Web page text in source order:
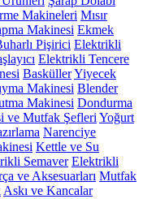
Makineleri Mısır
Makinesi Ekmek
Pişirici Elektrikli
Elektrikli Tencere
BasküllerYiyecek
Makinesi Blender
Makinesi Dondurma
ve Mutfak Şefleri Yoğurt
Narenciye
Kettle ve Su
Semaver Elektrikli
ve Aksesuarları Mutfak
Askı ve Kancalar